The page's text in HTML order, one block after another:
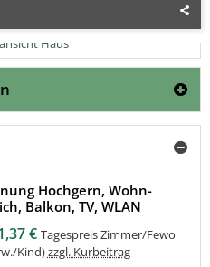
Hochgern, Wohn-
Balkon, TV, WLAN
€ Tagespreis Zimmer/Fewo
Kind)zzgl. Kurbeitrag